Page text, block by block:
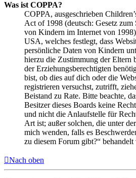
Was ist COPPA?
COPPA, ausgeschrieben
Act of 1998 (deutsch: Gesetz zum
von Kindern im Internet von
USA, welches festlegt, dass
persönliche Daten von Kindern
hierzu die Zustimmung der Eltern
der Erziehungsberechtigten
bist, ob dies auf dich oder die
registrieren versuchst, zutrifft,
Beistand zu Rate. Bitte beachte,
Besitzer dieses Boards keine
und nicht die Anlaufstelle für
Art ist; außer solchen, die unter
mich wenden, falls es
zu diesem Forum gibt?“ behandelt
Nach oben